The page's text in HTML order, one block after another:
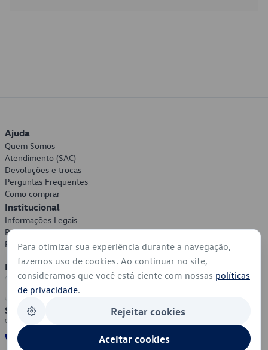
Ajuda
Quem Somos
Atendimento (SAC)
Devoluções e trocas
Perguntas Frequentes
Como comprar
Institucional
Informações Legais
Política de Privacidade
Política de Cookies
Formas de Pagamento
Segurança
Para otimizar sua experiência durante a navegação,
fazemos uso de cookies. Ao continuar no site,
consideramos que você está ciente com nossas políticas
de privacidade.
Rejeitar cookies
Aceitar cookies